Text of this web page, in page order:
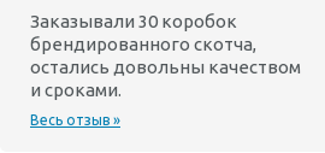
Заказывали 30 коробок
брендированного скотча,
остались довольны качеством
и сроками.
Весь отзыв »